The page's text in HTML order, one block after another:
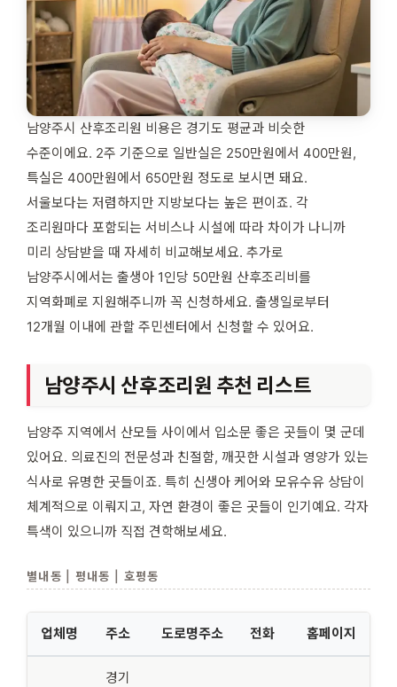
남양주시 산후조리원 비용은 경기도 평균과 비슷한
수준이에요. 2주 기준으로 일반실은 250만원에서 400만원,
특실은 400만원에서 650만원 정도로 보시면 돼요.
서울보다는 저렴하지만 지방보다는 높은 편이죠. 각
조리원마다 포함되는 서비스나 시설에 따라 차이가 나니까
미리 상담받을 때 자세히 비교해보세요. 추가로
남양주시에서는 출생아 1인당 50만원 산후조리비를
지역화폐로 지원해주니까 꼭 신청하세요. 출생일로부터
12개월 이내에 관할 주민센터에서 신청할 수 있어요.
남양주시 산후조리원 추천 리스트
남양주 지역에서 산모들 사이에서 입소문 좋은 곳들이 몇 군데
있어요. 의료진의 전문성과 친절함, 깨끗한 시설과 영양가 있는
식사로 유명한 곳들이죠. 특히 신생아 케어와 모유수유 상담이
체계적으로 이뤄지고, 자연 환경이 좋은 곳들이 인기예요. 각자
특색이 있으니까 직접 견학해보세요.
별내동 | 평내동 | 호평동
업체명 주소 도로명주소 전화 홈페이지
경기